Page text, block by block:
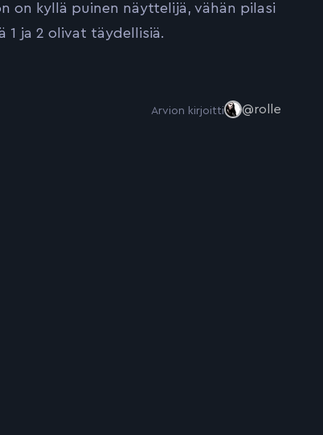
on kyllä puinen näyttelijä, vähän pilasi
1 ja 2 olivat täydellisiä.
Arvion kirjoitti @rolle